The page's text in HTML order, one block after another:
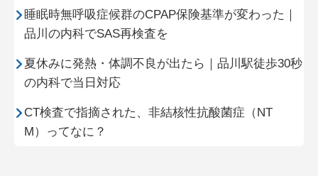
睡眠時無呼吸症候群のCPAP保険基準が変わった｜
品川の内科でSAS再検査を
夏休みに発熱・体調不良が出たら｜品川駅徒歩30秒
の内科で当日対応
CT検査で指摘された、非結核性抗酸菌症（NT
M）ってなに？